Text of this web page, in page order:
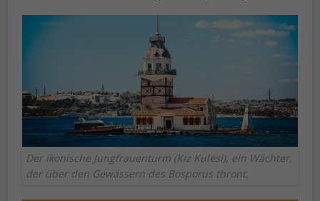
Der ikonische Jungfrauenturm (Kız Kulesi), ein Wächter,
der über den Gewässern des Bosporus thront.